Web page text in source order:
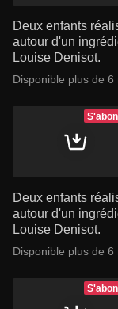
Deux enfants
autour d'un
Louise Denisot.
Disponible plus de 6
Deux enfants
autour d'un
Louise Denisot.
Disponible plus de 6